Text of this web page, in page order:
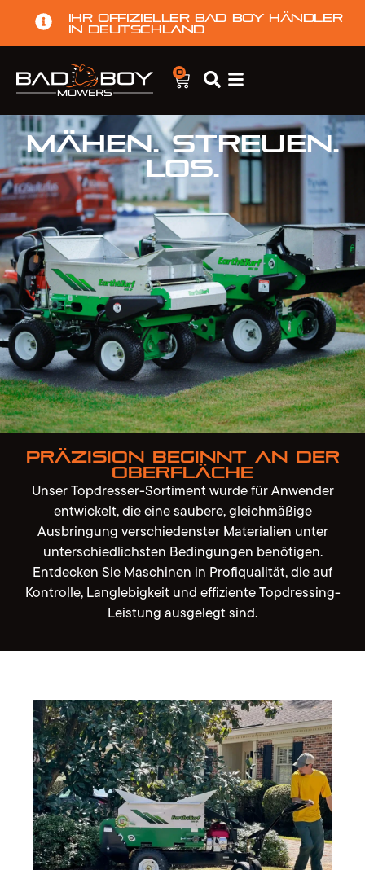
Ihr offizieller Bad Boy Händler
in Deutschland
0
Mähen. Streuen.
Los.
Präzision beginnt an der
Oberfläche
Unser Topdresser-Sortiment wurde für Anwender
entwickelt, die eine saubere, gleichmäßige
Ausbringung verschiedenster Materialien unter
unterschiedlichsten Bedingungen benötigen.
Entdecken Sie Maschinen in Profiqualität, die auf
Kontrolle, Langlebigkeit und effiziente Topdressing-
Leistung ausgelegt sind.